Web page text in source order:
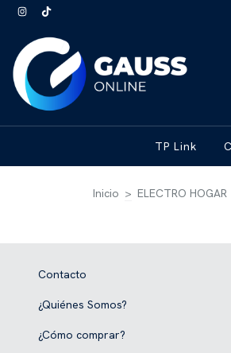
TP Link
Inicio > ELECTRO HOGAR
Contacto
¿Quiénes Somos?
¿Cómo comprar?